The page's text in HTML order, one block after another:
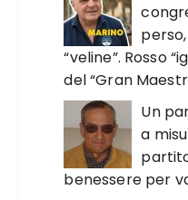
“veline”. Rosso
del “Gran
Un
a
benessere per